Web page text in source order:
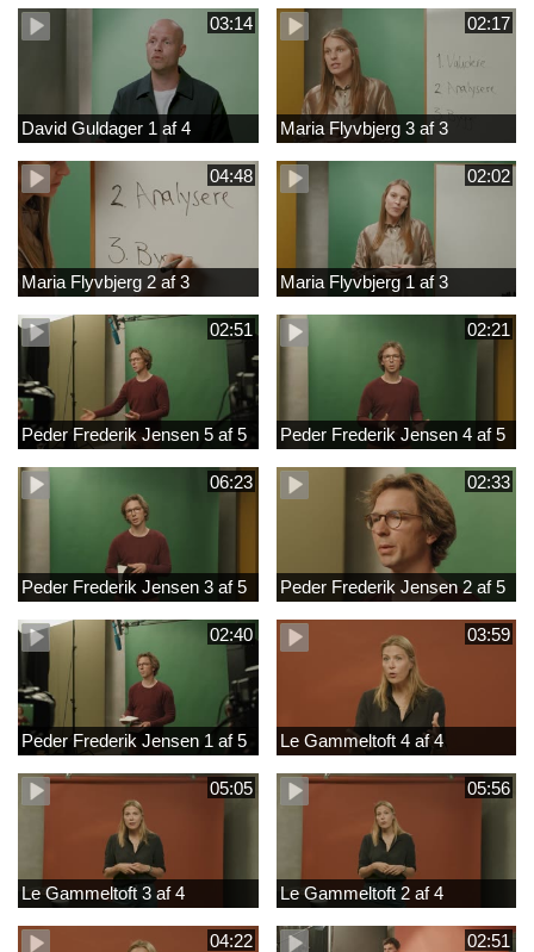
03:14
David Guldager 1 af 4
02:17
Maria Flyvbjerg 3 af 3
04:48
Maria Flyvbjerg 2 af 3
02:02
Maria Flyvbjerg 1 af 3
02:51
Peder Frederik Jensen 5 af 5
02:21
Peder Frederik Jensen 4 af 5
06:23
Peder Frederik Jensen 3 af 5
02:33
Peder Frederik Jensen 2 af 5
02:40
Peder Frederik Jensen 1 af 5
03:59
Le Gammeltoft 4 af 4
05:05
Le Gammeltoft 3 af 4
05:56
Le Gammeltoft 2 af 4
04:22 02:51